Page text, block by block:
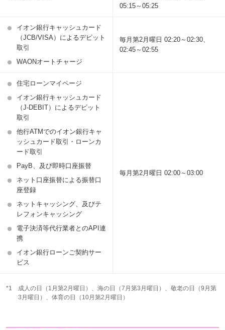
05:15～05:25
イオン銀行キャッシュカード
（JCB/VISA）によるデビット
取引
WAONオートチャージ
毎月第2月曜日 02:20～02:30、
02:45～02:55
住宅ローンマイページ
イオン銀行キャッシュカード
（J-DEBIT）によるデビット
取引
他行ATMでのイオン銀行キャ
ッシュカード取引・ローンカ
ード取引
PayB、及び即時口座振替
ネット口座振替による振替口
座登録
ネットキャッシング、及びテ
レフォンキャッシング
電子決済等代行業者とのAPI連
携
イオン銀行ローンご契約サー
ビス
毎月第2月曜日 02:00～03:00
*1
成人の日（1月第2月曜日）、海の日（7月第3月曜日）、敬老の日（9月第
3月曜日）、体育の日（10月第2月曜日）